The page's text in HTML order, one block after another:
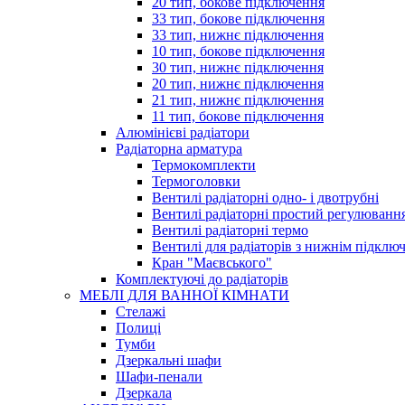
33 тип, бокове підключення
33 тип, нижнє підключення
10 тип, бокове підключення
30 тип, нижнє підключення
20 тип, нижнє підключення
21 тип, нижнє підключення
11 тип, бокове підключення
Алюмінієві радіатори
Радіаторна арматура
Термокомплекти
Термоголовки
Вентилі радіаторні одно- і двотрубні
Вентилі радіаторні простий
Вентилі радіаторні термо
Вентилі для радіаторів з нижнім
Кран "Маєвського"
Комплектуючі до радіаторів
МЕБЛІ ДЛЯ ВАННОЇ КІМНАТИ
Стелажі
Полиці
Тумби
Дзеркальні шафи
Шафи-пенали
Дзеркала